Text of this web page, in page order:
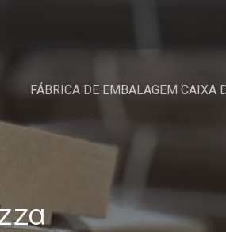
FÁBRICA DE EMBALAGEM CAIXA